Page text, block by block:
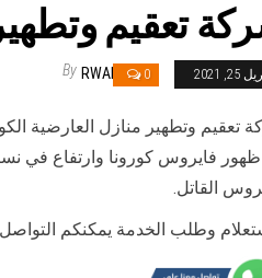
تعقيم وتطهير منازل العارضية /
25, 2021
0
By RWAN
تعقيم وتطهير منازل العارضية
ظهور فايروس كورونا وارتفاع في
القاتل.
وطلب الخدمة يمكنكم